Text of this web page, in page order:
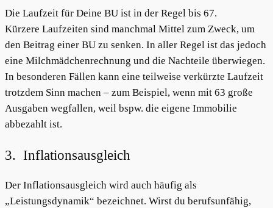
Die Laufzeit für Deine BU ist in der Regel bis 67.
Kürzere Laufzeiten sind manchmal Mittel zum Zweck, um
den Beitrag einer BU zu senken. In aller Regel ist das jedoch
eine Milchmädchenrechnung und die Nachteile überwiegen.
In besonderen Fällen kann eine teilweise verkürzte Laufzeit
trotzdem Sinn machen – zum Beispiel, wenn mit 63 große
Ausgaben wegfallen, weil bspw. die eigene Immobilie
abbezahlt ist.
3. Inflationsausgleich
Der Inflationsausgleich wird auch häufig als
„Leistungsdynamik“ bezeichnet. Wirst du berufsunfähig,